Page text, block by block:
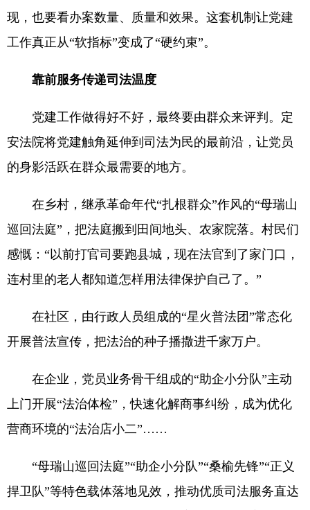
现，也要看办案数量、质量和效果。这套机制让党建
工作真正从“软指标”变成了“硬约束”。
靠前服务传递司法温度
党建工作做得好不好，最终要由群众来评判。定
安法院将党建触角延伸到司法为民的最前沿，让党员
的身影活跃在群众最需要的地方。
在乡村，继承革命年代“扎根群众”作风的“母瑞山
巡回法庭”，把法庭搬到田间地头、农家院落。村民们
感慨：“以前打官司要跑县城，现在法官到了家门口，
连村里的老人都知道怎样用法律保护自己了。”
在社区，由行政人员组成的“星火普法团”常态化
开展普法宣传，把法治的种子播撒进千家万户。
在企业，党员业务骨干组成的“助企小分队”主动
上门开展“法治体检”，快速化解商事纠纷，成为优化
营商环境的“法治店小二”……
“母瑞山巡回法庭”“助企小分队”“桑榆先锋”“正义
捍卫队”等特色载体落地见效，推动优质司法服务直达